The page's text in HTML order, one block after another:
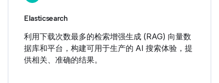
Elasticsearch
利用下载次数最多的检索增强生成 (RAG) 向量数
据库和平台，构建可用于生产的 AI 搜索体验，提
供相关、准确的结果。